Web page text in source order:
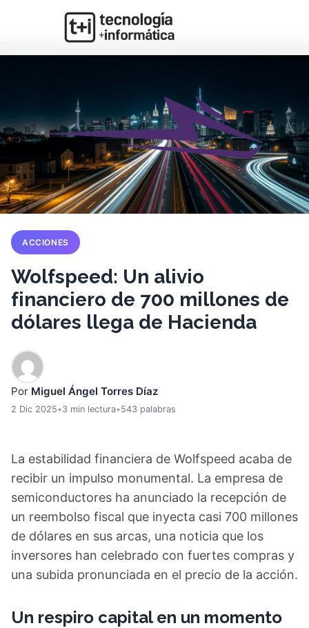
ACCIONES
Wolfspeed: Un alivio
financiero de 700 millones de
dólares llega de Hacienda
Por Miguel Ángel Torres Díaz
2 Dic 2025•3 min lectura•543 palabras
La estabilidad financiera de Wolfspeed acaba de
recibir un impulso monumental. La empresa de
semiconductores ha anunciado la recepción de
un reembolso fiscal que inyecta casi 700 millones
de dólares en sus arcas, una noticia que los
inversores han celebrado con fuertes compras y
una subida pronunciada en el precio de la acción.
Un respiro capital en un momento